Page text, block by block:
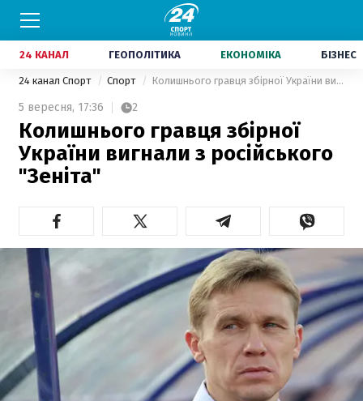
24 КАНАЛ ГЕОПОЛІТИКА ЕКОНОМІКА БІЗНЕС
24 канал Спорт Спорт Колишнього гравця збірної України вигнали з російського "Зеніта"
5 вересня, 17:36 2
Колишнього гравця збірної
України вигнали з російського
"Зеніта"